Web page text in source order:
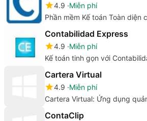
4.9 Miễn phí
Phần mềm Kế toán Toàn diện
Contabilidad Express
4.9 Miễn phí
Kế toán tinh gọn với
Cartera Virtual
4.9 Miễn phí
Cartera Virtual: Ứng dụng
ContaClip